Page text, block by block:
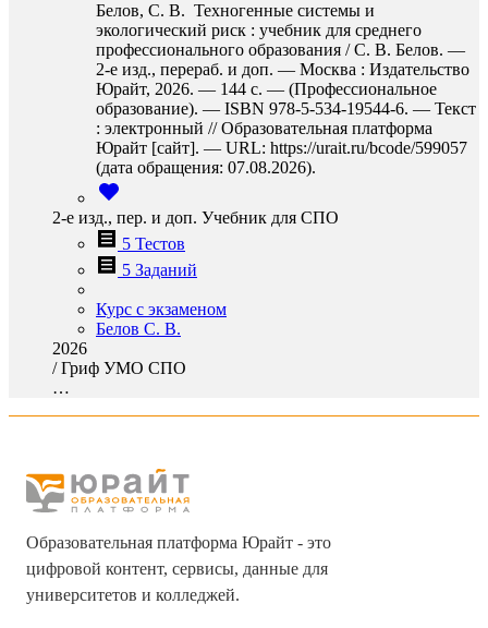
Белов, С. В. Техногенные системы и
экологический риск : учебник для среднего
профессионального образования / С. В. Белов. —
2-е изд., перераб. и доп. — Москва : Издательство
Юрайт, 2026. — 144 с. — (Профессиональное
образование). — ISBN 978-5-534-19544-6. — Текст
: электронный // Образовательная платформа
Юрайт [сайт]. — URL: https://urait.ru/bcode/599057
(дата обращения: 07.08.2026).
2-е изд., пер. и доп. Учебник для СПО
5 Тестов
5 Заданий
Курс с экзаменом
Белов С. В.
2026
/Гриф УМО СПО
…
Образовательная платформа Юрайт - это
цифровой контент, сервисы, данные для
университетов и колледжей.